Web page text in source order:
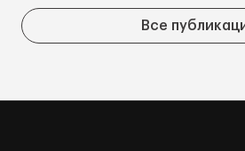
Все